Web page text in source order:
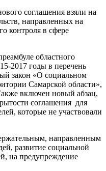
соглашения взяли на
направленных на
контроля в сфере
областного
2017 годы в перечень
закон «О социальном
Самарской области»,
включен новый абзац,
соглашения для
которые не участвовали
направленным
развитие социальной
на предупреждение